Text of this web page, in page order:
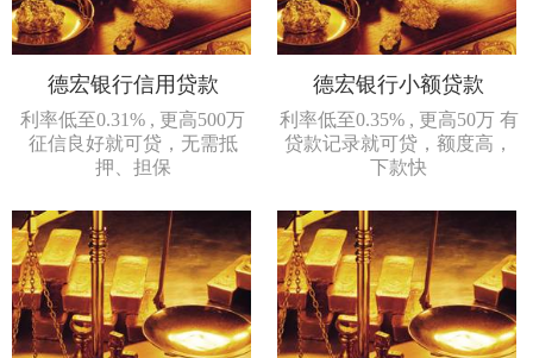
德宏银行信用贷款
利率低至0.31% , 更高500万
征信良好就可贷，无需抵
押、担保
德宏银行小额贷款
利率低至0.35% , 更高50万 有
贷款记录就可贷，额度高，
下款快